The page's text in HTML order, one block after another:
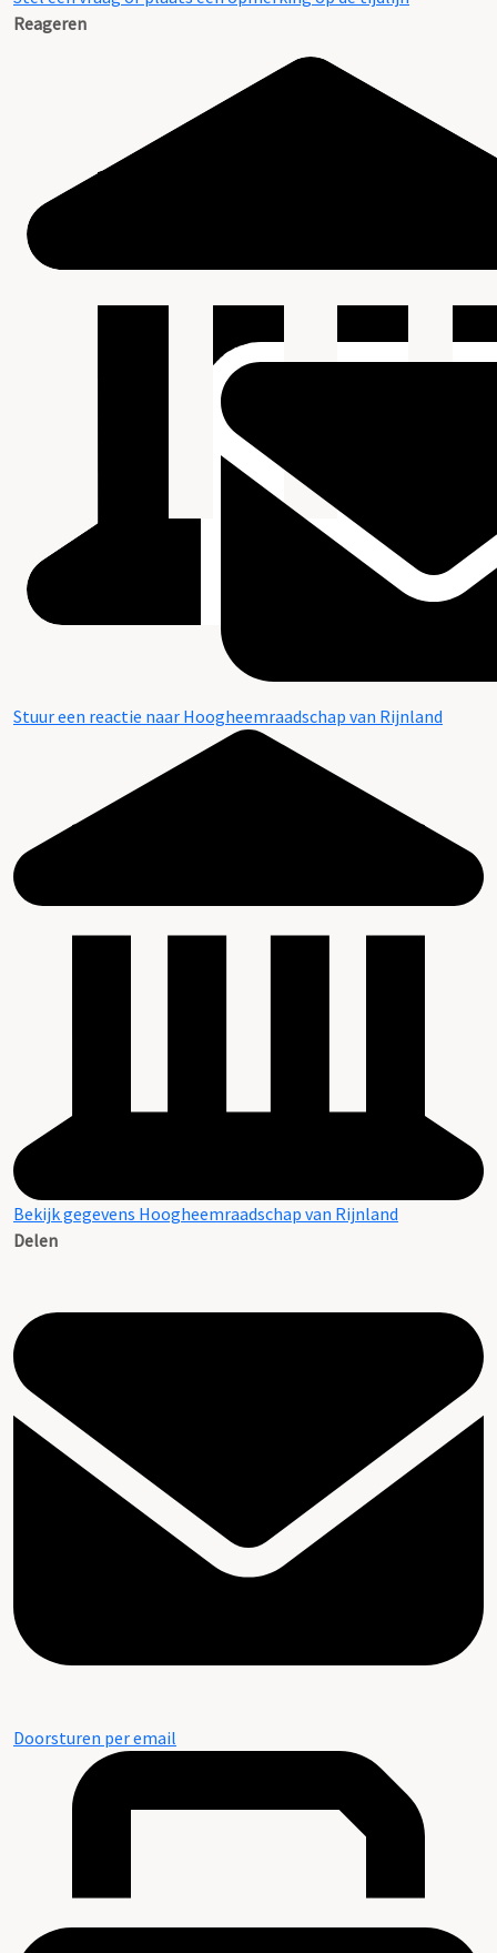
Reageren
Stuur een reactie naar Hoogheemraadschap van Rijnland
Bekijk gegevens Hoogheemraadschap van Rijnland
Delen
Doorsturen per email